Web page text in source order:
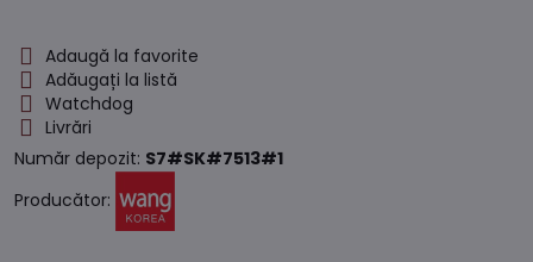
Adaugă la favorite
Adăugați la listă
Watchdog
Livrări
Număr depozit: S7#SK#7513#1
Producător: